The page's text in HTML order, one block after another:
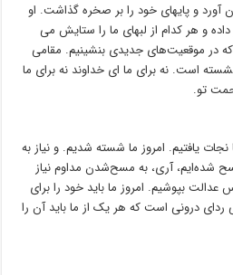
ﺁورد و پایهای خود را بر صخره گذاشت. او
و هر کدام از لبهای ما را ستایش می
که در موقعیت‌های جدیدی بنشینیم. مقامی
است. نه برای ما ای خداوند نه برای ما
تو.
نجات یافتیم. امروز ما شسته شدیم. و نیاز به
شده‌ایم، ﺁری، به مسح‌شدن مداوم نیاز
عدالت بپوشیم. امروز ما باید خود را برای
ردای درونی است که هر یک از ما باید ﺁن را